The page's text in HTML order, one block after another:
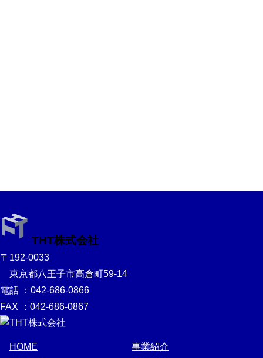
THT株式会社
〒192-0033
東京都八王子市高倉町59-14
電話 ：042-686-0866
FAX ：042-686-0867
HOME
事業紹介